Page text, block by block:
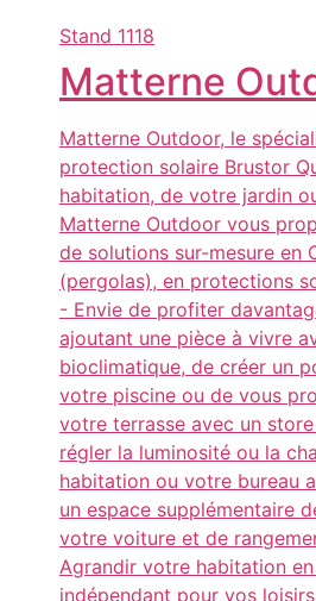
Stand 1118
Matterne
Matterne Outdoor, le
protection solaire Brustor
habitation, de votre jardin
Matterne Outdoor vous
de solutions sur-mesure en
(pergolas), en protections
- Envie de profiter
ajoutant une pièce à vivre
bioclimatique, de créer un
votre piscine ou de vous
votre terrasse avec un
régler la luminosité ou la
habitation ou votre bureau
un espace supplémentaire
votre voiture et de
Agrandir votre habitation
indépendant pour vos